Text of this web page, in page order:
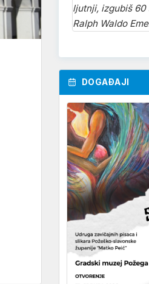
ljutnji, izgubiš
Ralph Waldo
DOGAĐAJI